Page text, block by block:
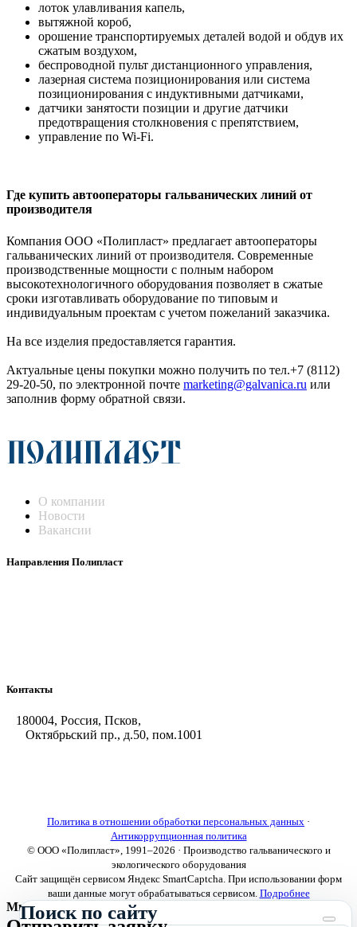
лоток улавливания капель,
вытяжной короб,
орошение транспортируемых деталей водой и обдув их
сжатым воздухом,
беспроводной пульт дистанционного управления,
лазерная система позиционирования или система
позиционирования с индуктивными датчиками,
датчики занятости позиции и другие датчики
предотвращения столкновения с препятствием,
управление по Wi-Fi.
Где купить автооператоры гальванических линий от
производителя
Компания ООО «Полипласт» предлагает автооператоры
гальванических линий от производителя. Современные
производственные мощности с полным набором
высокотехнологичного оборудования позволяет в сжатые
сроки изготавливать оборудование по типовым и
индивидуальным проектам с учетом пожеланий заказчика.
На все изделия предоставляется гарантия.
Актуальные цены покупки можно получить по тел.+7 (8112)
29-20-50, по электронной почте marketing@galvanica.ru или
заполнив форму обратной связи.
О компании
Новости
Вакансии
Направления Полипласт
Контакты
180004, Россия, Псков,
Октябрьский пр., д.50, пом.1001
Политика в отношении обработки персональных данных ·
Антикоррупционная политика
© ООО «Полипласт», 1991–2026 · Производство гальванического и
экологического оборудования
Сайт защищён сервисом Яндекс SmartCaptcha. При использовании форм
ваши данные могут обрабатываться сервисом. Подробнее
Поиск по сайту
Мы используем cookies